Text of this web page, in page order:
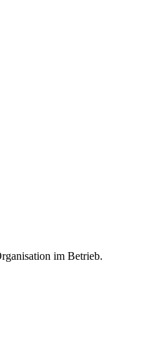
im Betrieb.